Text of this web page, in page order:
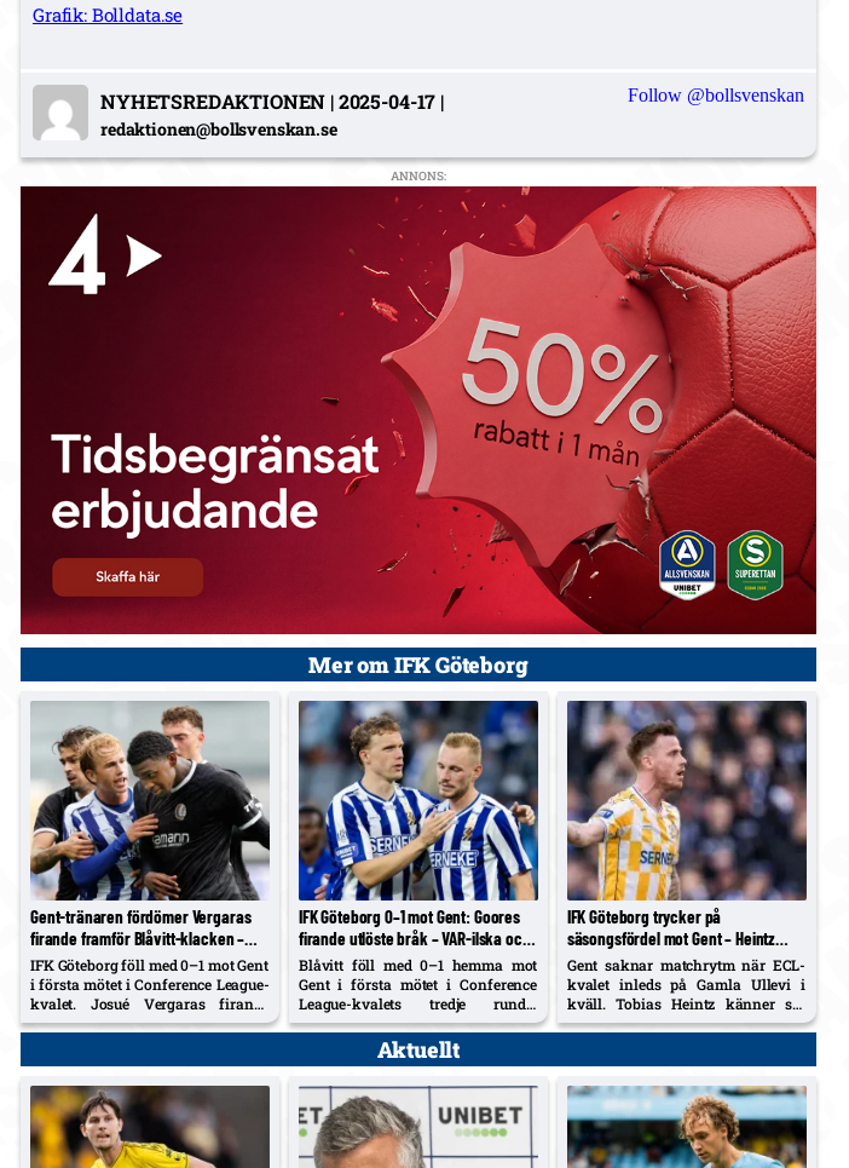
Grafik: Bolldata.se
NYHETSREDAKTIONEN |2025-04-17 |
redaktionen@bollsvenskan.se
Follow @bollsvenskan
ANNONS:
Mer om IFK Göteborg
Gent-tränaren fördömer Vergaras
firande framför Blåvitt-klacken –
Tolf varnades i tumultet
IFK Göteborg föll med 0–1 mot Gent
i första mötet i Conference League-
kvalet. Josué Vergaras firande
framför Blåvitt-klacken utlöste
Erlingmark sågar domarinsatsen.
IFK Göteborg 0–1 mot Gent: Goores
firande utlöste bråk – VAR-ilska och
heta scener inför returen
Blåvitt föll med 0–1 hemma mot
Gent i första mötet i Conference
League-kvalets tredje runda.
Hyllarion Goores segermål och
firande framför hemmaklacken
triggade tumult, med varningar
rasade IFK-spelare mot en tidig
avblåsning trots VAR –...
IFK Göteborg trycker på
säsongsfördel mot Gent – Heintz
frisk och startaktuell inför ECL-
kvalet
Gent saknar matchrytm när ECL-
kvalet inleds på Gamla Ullevi i
kväll. Tobias Heintz känner sig
fräsch efter ljumskbekymmer och
Aktuellt